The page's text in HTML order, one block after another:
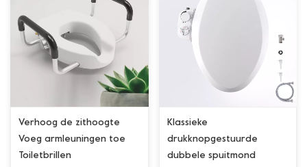
Verhoog de zithoogte
Voeg armleuningen toe
Toiletbrillen
Klassieke
drukknopgestuurde
dubbele spuitmond